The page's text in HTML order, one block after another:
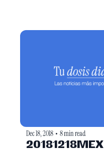
Dec 18, 2018 • 8 min read
20181218MEX